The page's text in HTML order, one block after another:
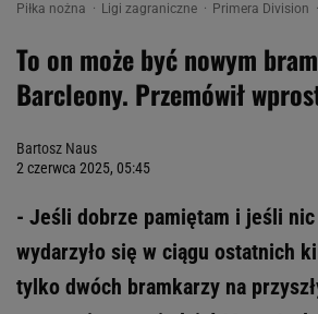
Piłka nożna Ligi zagraniczne Primera Division
To on może być nowym
Barcleony. Przemówił
Bartosz Naus
2 czerwca 2025, 05:45
- Jeśli dobrze pamiętam i jeśli
wydarzyło się w ciągu ostatnich
tylko dwóch bramkarzy na